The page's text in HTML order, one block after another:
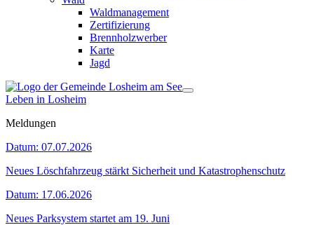
Waldmanagement
Zertifizierung
Brennholzwerber
Karte
Jagd
Leben in Losheim
Meldungen
Datum: 07.07.2026
Neues Löschfahrzeug stärkt Sicherheit und Katastrophenschutz
Datum: 17.06.2026
Neues Parksystem startet am 19. Juni